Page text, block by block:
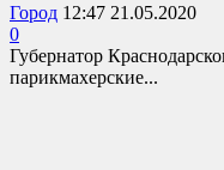
Город 12:47 21.05.2020
0
Губернатор
парикмахерские...